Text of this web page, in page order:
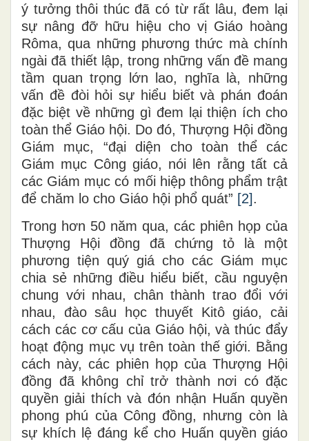
ý tưởng thôi thúc đã có từ rất lâu, đem lại
sự nâng đỡ hữu hiệu cho vị Giáo hoàng
Rôma, qua những phương thức mà chính
ngài đã thiết lập, trong những vấn đề mang
tầm quan trọng lớn lao, nghĩa là, những
vấn đề đòi hỏi sự hiểu biết và phán đoán
đặc biệt về những gì đem lại thiện ích cho
toàn thể Giáo hội. Do đó, Thượng Hội đồng
Giám mục, “đại diện cho toàn thể các
Giám mục Công giáo, nói lên rằng tất cả
các Giám mục có mối hiệp thông phẩm trật
để chăm lo cho Giáo hội phổ quát” [2].
Trong hơn 50 năm qua, các phiên họp của
Thượng Hội đồng đã chứng tỏ là một
phương tiện quý giá cho các Giám mục
chia sẻ những điều hiểu biết, cầu nguyện
chung với nhau, chân thành trao đổi với
nhau, đào sâu học thuyết Kitô giáo, cải
cách các cơ cấu của Giáo hội, và thúc đẩy
hoạt động mục vụ trên toàn thế giới. Bằng
cách này, các phiên họp của Thượng Hội
đồng đã không chỉ trở thành nơi có đặc
quyền giải thích và đón nhận Huấn quyền
phong phú của Công đồng, nhưng còn là
sự khích lệ đáng kể cho Huấn quyền giáo